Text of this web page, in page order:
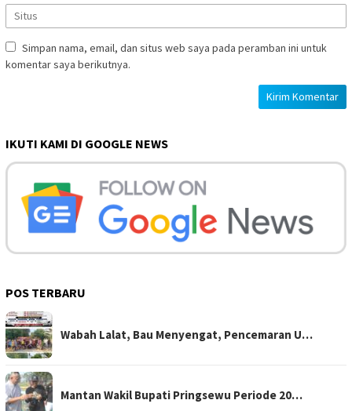
Simpan nama, email, dan situs web saya pada peramban ini untuk
komentar saya berikutnya.
IKUTI KAMI DI GOOGLE NEWS
POS TERBARU
Wabah Lalat, Bau Menyengat, Pencemaran U…
Mantan Wakil Bupati Pringsewu Periode 20…